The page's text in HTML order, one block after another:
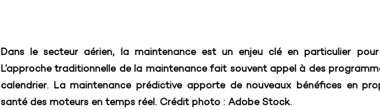
Dans le secteur aérien, la maintenance est un enjeu clé en particulier
L’approche traditionnelle de la maintenance fait souvent appel à des
calendrier. La maintenance prédictive apporte de nouveaux bénéfices en
santé des moteurs en temps réel. Crédit photo : Adobe Stock.